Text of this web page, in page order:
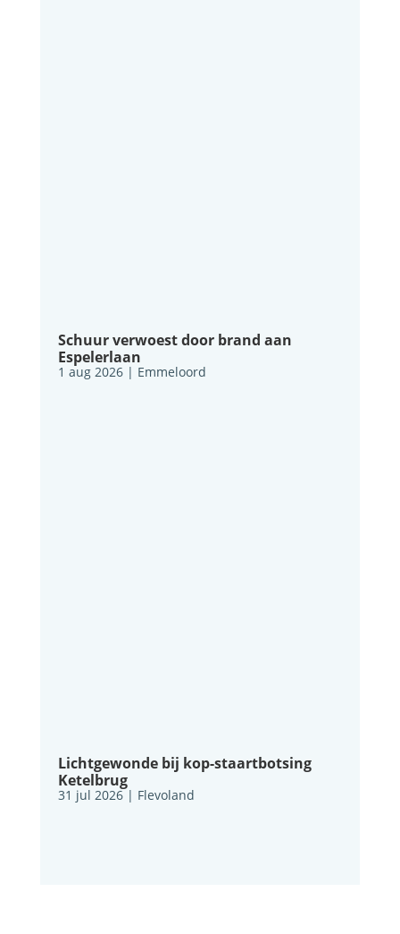
Schuur verwoest door brand aan
Espelerlaan
1 aug 2026| Emmeloord
Lichtgewonde bij kop-staartbotsing
Ketelbrug
31 jul 2026| Flevoland